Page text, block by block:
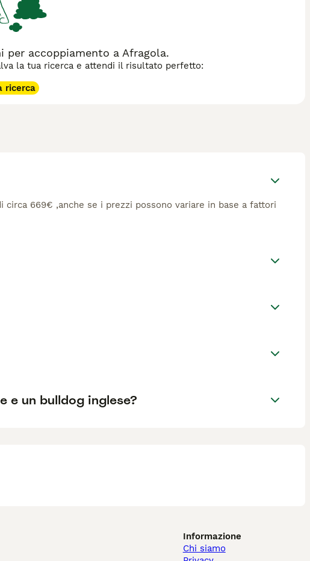
per accoppiamento a Afragola.
la tua ricerca e attendi il risultato perfetto:
ricerca
669€ ,anche se i prezzi possono variare in base a fattori
e un bulldog inglese?
Informazione
Chi siamo